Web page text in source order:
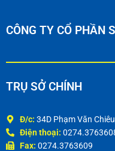
CÔNG TY CỔ PHẦN
TRỤ SỞ CHÍNH
Đ/c: 34D Phạm Văn
Điện thoại:
Fax: 0274.3763609